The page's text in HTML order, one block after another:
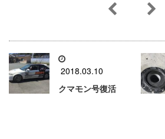
2018.03.10
クマモン号復活